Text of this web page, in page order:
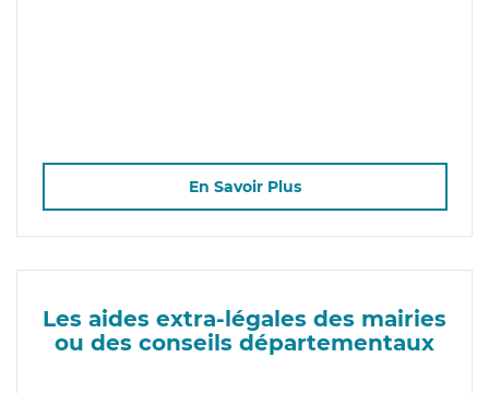
En Savoir Plus
Les aides extra-légales des mairies
ou des conseils départementaux